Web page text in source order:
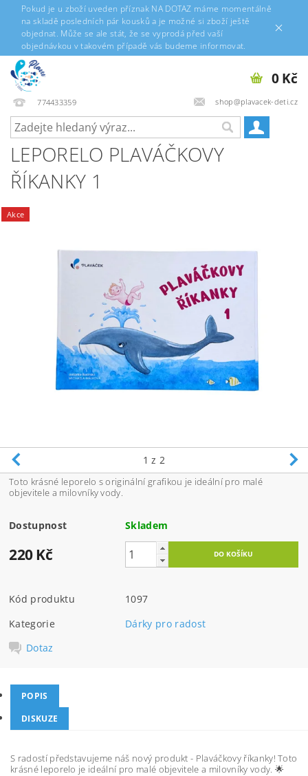
Pokud je u zboží uveden příznak NA DOTAZ máme momentálně
na skladě posledních pár kousků a je možné si zboží ještě
objednat. Může se ale stát, že se vyprodá před vaší
objednávkou v takovém případě vás budeme informovat.
774433359 shop@plavacek-deti.cz
0 Kč
LEPORELO PLAVÁČKOVY
ŘÍKANKY 1
Akce
1 z 2
Toto krásné leporelo s originální grafikou je ideální pro malé
objevitele a milovníky vody.
Dostupnost Skladem
220 Kč
Kód produktu
1097
Kategorie
Dárky pro radost
Dotaz
POPIS
DISKUZE
S radostí představujeme náš nový produkt - Plaváčkovy říkanky! Toto
krásné leporelo je ideální pro malé objevitele a milovníky vody. 🌟